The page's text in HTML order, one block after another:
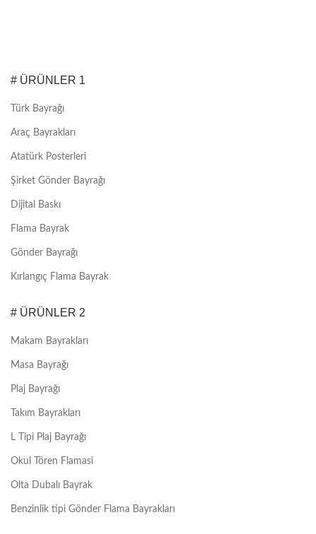
# ÜRÜNLER 1
Türk Bayrağı
Araç Bayrakları
Atatürk Posterleri
Şirket Gönder Bayrağı
Dijital Baskı
Flama Bayrak
Gönder Bayrağı
Kırlangıç Flama Bayrak
# ÜRÜNLER 2
Makam Bayrakları
Masa Bayrağı
Plaj Bayrağı
Takım Bayrakları
L Tipi Plaj Bayrağı
Okul Tören Flamasi
Olta Dubalı Bayrak
Benzinlik tipi Gönder Flama Bayrakları